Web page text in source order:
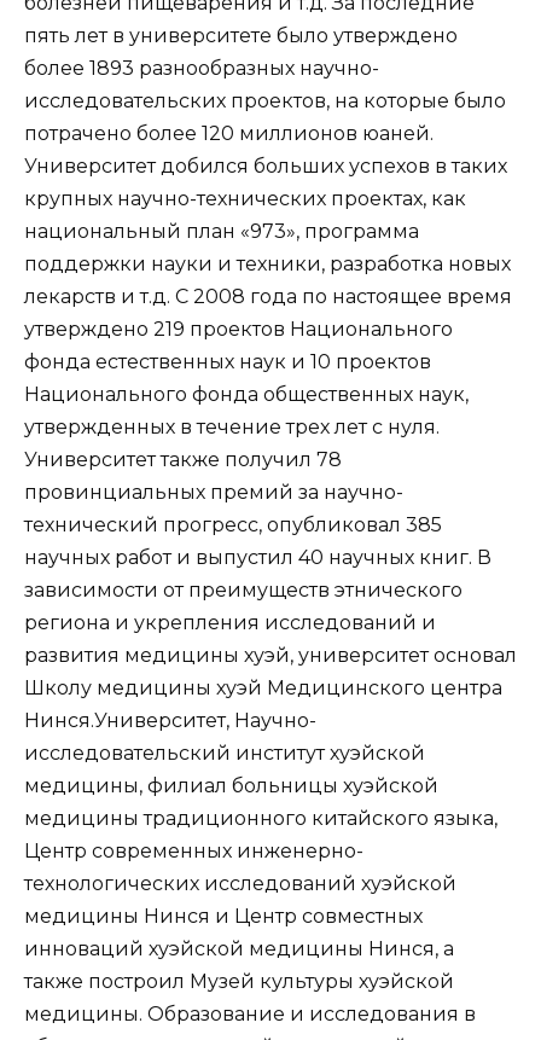
пять лет в университете было утверждено
более 1893 разнообразных научно-
исследовательских проектов, на которые было
потрачено более 120 миллионов юаней.
Университет добился больших успехов в таких
крупных научно-технических проектах, как
национальный план «973», программа
поддержки науки и техники, разработка новых
лекарств и т.д. С 2008 года по настоящее время
утверждено 219 проектов Национального
фонда естественных наук и 10 проектов
Национального фонда общественных наук,
утвержденных в течение трех лет с нуля.
Университет также получил 78
провинциальных премий за научно-
технический прогресс, опубликовал 385
научных работ и выпустил 40 научных книг. В
зависимости от преимуществ этнического
региона и укрепления исследований и
развития медицины хуэй, университет основал
Школу медицины хуэй Медицинского центра
Нинся.Университет, Научно-
исследовательский институт хуэйской
медицины, филиал больницы хуэйской
медицины традиционного китайского языка,
Центр современных инженерно-
технологических исследований хуэйской
медицины Нинся и Центр совместных
инноваций хуэйской медицины Нинся, а
также построил Музей культуры хуэйской
медицины. Образование и исследования в